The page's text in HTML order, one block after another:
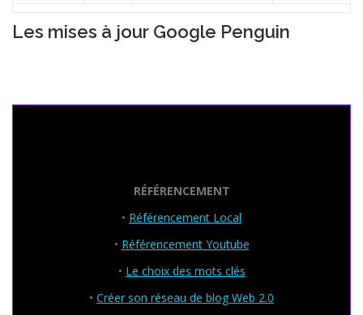
Les mises à jour Google Penguin
RÉFÉRENCEMENT
• Référencement Local
• Référencement Youtube
• Le choix des mots clés
• Créer son réseau de blog Web 2.0